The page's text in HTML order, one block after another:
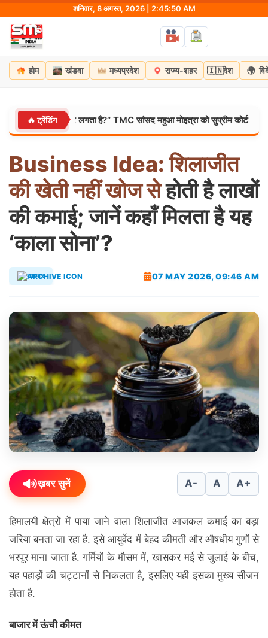
content
शनिवार, 8 अगस्त, 2026 | 2:45:51 AM
होम खंडवा मध्यप्रदेश राज्य-शहर 🇮🇳देश 🌍
🔥 ट्रेंडिंग
से डर लगता है?” TMC सांसद महुआ मोइत्रा को सुप्रीम कोर्ट से झटका, याचिका
Business Idea: शिलाजीत
कीखेतीनहींखोजसेहोती है लाखों
की कमाई; जानें कहाँ मिलता है यह
‘काला सोना’?
व्यापार 07 MAY 2026, 09:46 AM
ख़बर सुनें A- A A+
हिमालयी क्षेत्रों में पाया जाने वाला शिलाजीत आजकल कमाई का बड़ा
जरिया बनता जा रहा है. इसे आयुर्वेद में बेहद कीमती और औषधीय गुणों से
भरपूर माना जाता है. गर्मियों के मौसम में, खासकर मई से जुलाई के बीच,
यह पहाड़ों की चट्टानों से निकलता है, इसलिए यही इसका मुख्य सीजन
होता है.
बाजार में ऊंची कीमत